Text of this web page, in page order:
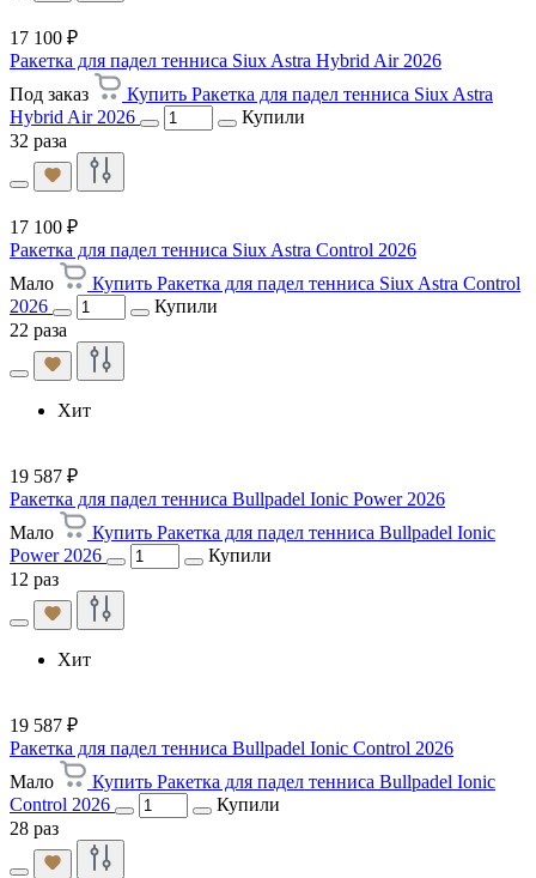
17 100 ₽
Ракетка для падел тенниса Siux Astra Hybrid Air 2026
Под заказ
Купить Ракетка для падел тенниса Siux Astra
Hybrid Air 2026
Купили
32 раза
17 100 ₽
Ракетка для падел тенниса Siux Astra Control 2026
Мало
Купить Ракетка для падел тенниса Siux Astra Control
2026
Купили
22 раза
Хит
19 587 ₽
Ракетка для падел тенниса Bullpadel Ionic Power 2026
Мало
Купить Ракетка для падел тенниса Bullpadel Ionic
Power 2026
Купили
12 раз
Хит
19 587 ₽
Ракетка для падел тенниса Bullpadel Ionic Control 2026
Мало
Купить Ракетка для падел тенниса Bullpadel Ionic
Control 2026
Купили
28 раз